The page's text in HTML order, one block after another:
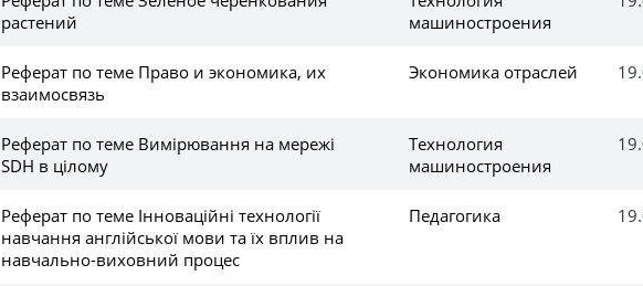
растений
машиностроения
Реферат по теме Право и экономика, их
взаимосвязь
Экономика отраслей
Реферат по теме Вимірювання на мережі
SDH в цілому
Технология
машиностроения
Реферат по теме Інноваційні технології
навчання англійської мови та їх вплив на
навчально-виховний процес
Педагогика